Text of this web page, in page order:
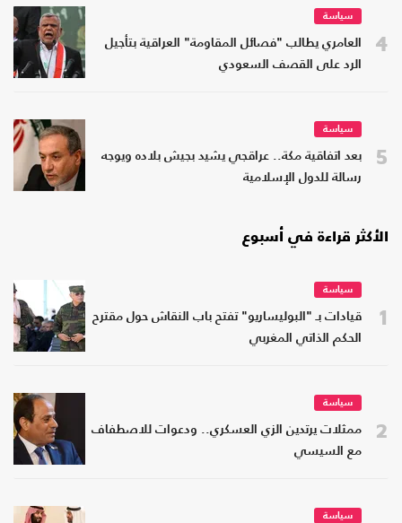
4
سياسة
العامري يطالب "فصائل المقاومة" العراقية بتأجيل
الرد على القصف السعودي
5
سياسة
بعد اتفاقية مكة.. عراقجي يشيد بجيش بلاده ويوجه
رسالة للدول الإسلامية
الأكثر قراءة في أسبوع
1
سياسة
قيادات بـ "البوليساريو" تفتح باب النقاش حول مقترح
الحكم الذاتي المغربي
2
سياسة
ممثلات يرتدين الزي العسكري.. ودعوات للاصطفاف
مع السيسي
سياسة